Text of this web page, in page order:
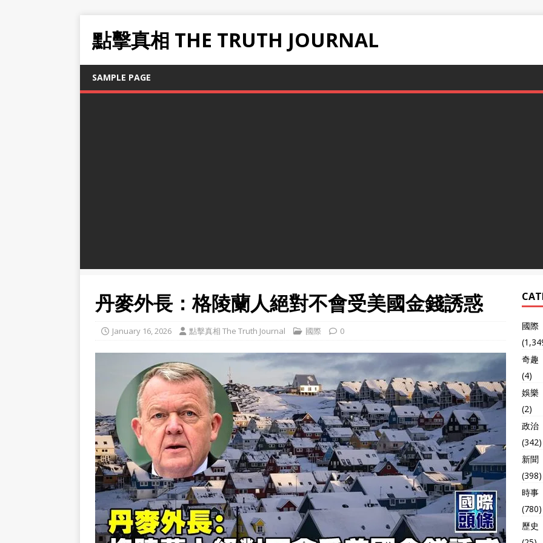
點擊真相 THE TRUTH JOURNAL
SAMPLE PAGE
丹麥外長：格陵蘭人絕對不會受美國金錢誘惑
January 16, 2026 點擊真相 The Truth Journal 國際 0
國際
奇趣
(4)
娛樂
(2)
政治
(342)
新聞
(398)
時事
(780)
歷史